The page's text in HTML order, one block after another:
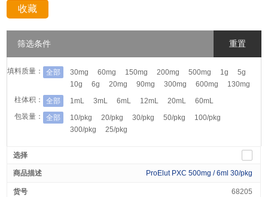
收藏
筛选条件 重置
填料质量： 全部 30mg 60mg 150mg 200mg 500mg 1g
5g
10g
6g 20mg 90mg 300mg 600mg
130mg
柱体积：
全部 1mL 3mL 6mL 12mL 20mL
60mL
包装量：
全部 10/pkg 20/pkg 30/pkg 50/pkg
100/pkg
300/pkg
25/pkg
ProElut PXC 500mg / 6ml 30/pkg
68205